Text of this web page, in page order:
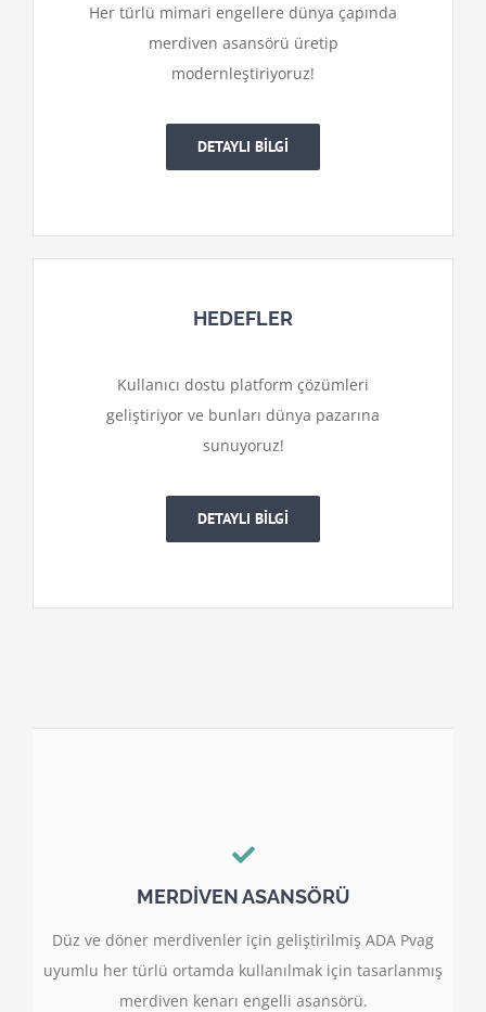
Her türlü mimari engellere dünya çapında
merdiven asansörü üretip
modernleştiriyoruz!
DETAYLI BİLGİ
HEDEFLER
Kullanıcı dostu platform çözümleri
geliştiriyor ve bunları dünya pazarına
sunuyoruz!
DETAYLI BİLGİ
MERDİVEN ASANSÖRÜ
Düz ve döner merdivenler için geliştirilmiş ADA Pvag
uyumlu her türlü ortamda kullanılmak için tasarlanmış
merdiven kenarı engelli asansörü.